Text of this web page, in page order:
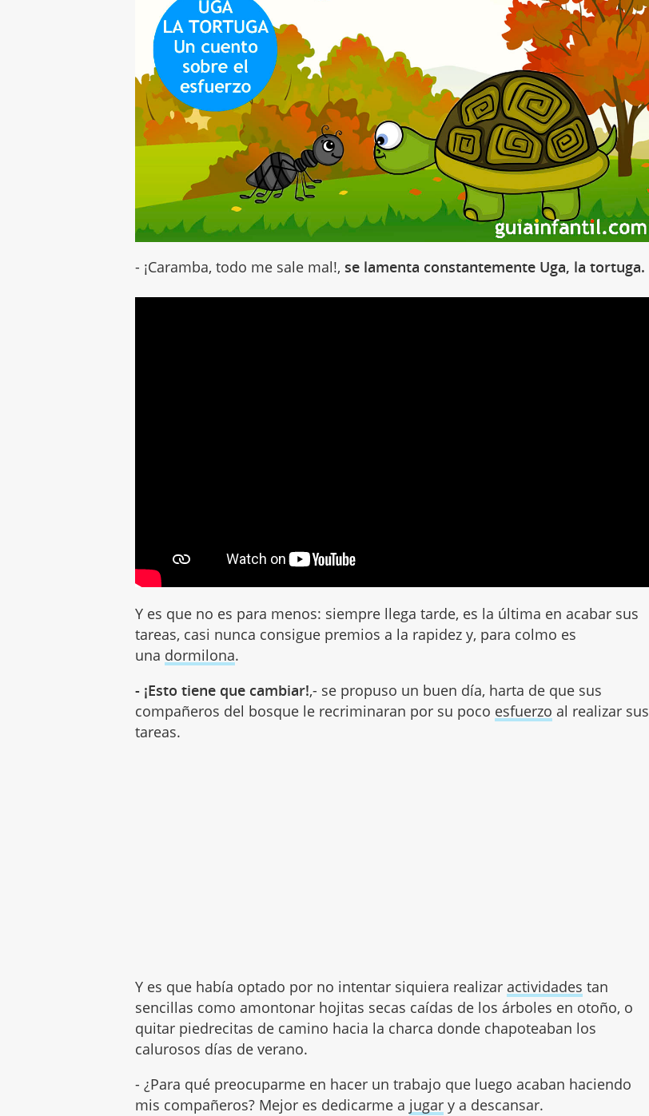
- ¡Caramba, todo me sale mal!,se lamenta constantemente Uga, la tortuga.
Y es que no es para menos: siempre llega tarde, es la última en acabar sus
tareas, casi nunca consigue premios a la rapidez y, para colmo es
una dormilona.
- ¡Esto tiene que cambiar!,- se propuso un buen día, harta de que sus
compañeros del bosque le recriminaran por su poco esfuerzo al realizar sus
tareas.
Y es que había optado por no intentar siquiera realizar actividades tan
sencillas como amontonar hojitas secas caídas de los árboles en otoño, o
quitar piedrecitas de camino hacia la charca donde chapoteaban los
calurosos días de verano.
- ¿Para qué preocuparme en hacer un trabajo que luego acaban haciendo
mis compañeros? Mejor es dedicarme a jugar y a descansar.